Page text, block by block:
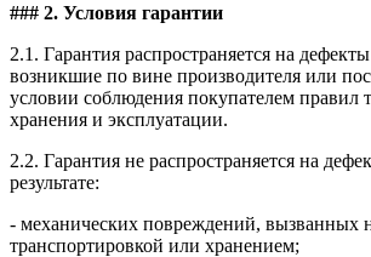
### 2. Условия гарантии
2.1. Гарантия распространяется на
возникшие по вине производителя или
условии соблюдения покупателем правил
хранения и эксплуатации.
2.2. Гарантия не распространяется на
результате:
- механических повреждений, вызванных
транспортировкой или хранением;